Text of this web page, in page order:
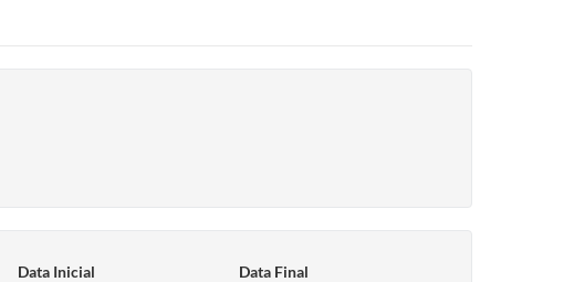
Data Inicial Data Final